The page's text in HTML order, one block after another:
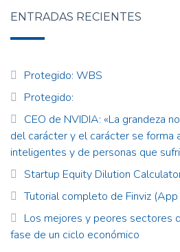
ENTRADAS RECIENTES
Protegido: WBS
Protegido:
CEO de NVIDIA: «La grandeza
del carácter y el carácter se forma
inteligentes y de personas que
Startup Equity Dilution
Tutorial completo de Finviz (App
Los mejores y peores sectores
fase de un ciclo económico